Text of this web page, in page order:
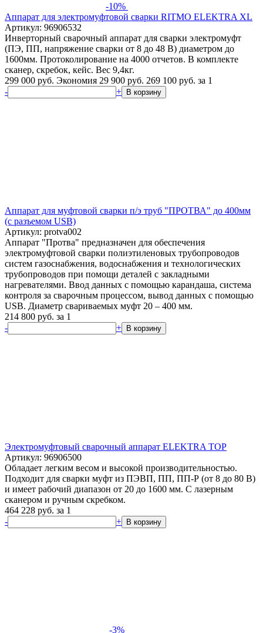
-10%
Аппарат для электромуфтовой сварки RITMO ELEKTRA XL
Артикул: 96906532
Инверторный сварочный аппарат для сварки электромуфт
(ПЭ, ПП, напряжение сварки от 8 до 48 В) диаметром до
1600мм. Протоколирование на 4000 отчетов. В комплекте
сканер, скребок, кейс. Вес 9,4кг.
299 000 руб. Экономия 29 900 руб. 269 100 руб. за 1
-
+ В корзину
Аппарат для муфтовой сварки п/э труб "ПРОТВА" до 400мм
(с разъемом USB)
Артикул: protva002
Аппарат "Протва" предназначен для обеспечения
электромуфтовой сварки полиэтиленовых трубопроводов
систем газоснабжения, водоснабжения и технологических
трубопроводов при помощи деталей с закладными
нагревателями. Ввод данных с помощью карандаша, система
контроля за сварочным процессом, вывод данных с помощью
USB. Диаметр свариваемых муфт 20 – 400 мм.
214 800 руб. за 1
-
+ В корзину
Электромуфтовый сварочный аппарат ELEKTRA TOP
Артикул: 96906500
Обладает легким весом и высокой производительностью.
Подходит для сварки муфт из ПЭВП, ПП, ПП-Р (от 8 до 80 В)
и имеет рабочий диапазон от 20 до 1600 мм. С лазерным
сканером и ручным скребком.
464 228 руб. за 1
-
+ В корзину
-3%